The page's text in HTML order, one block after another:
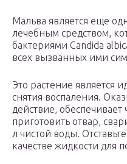
Мальва является еще
лечебным средством,
бактериями Candida
всех вызванных ими
Это растение является
снятия воспаления.
действие, обеспечивает
приготовить отвар,
л чистой воды.
качестве жидкости для